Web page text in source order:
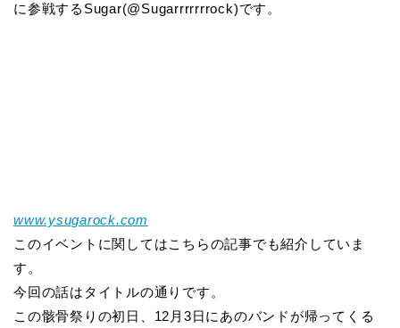
に参戦するSugar(@Sugarrrrrrrock)です。
www.ysugarock.com
このイベントに関してはこちらの記事でも紹介していま
す。
今回の話はタイトルの通りです。
この骸骨祭りの初日、12月3日にあのバンドが帰ってくる